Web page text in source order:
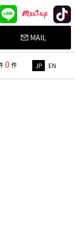
MAIL
0 件 JP EN